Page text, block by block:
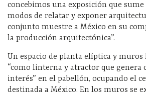
concebimos una exposición que
modos de relatar y exponer
conjunto muestre a México en su
la producción arquitectónica”.
Un espacio de planta elíptica y
“como linterna y atractor que genera
interés” en el pabellón, ocupando el
destinada a México. En los muros se